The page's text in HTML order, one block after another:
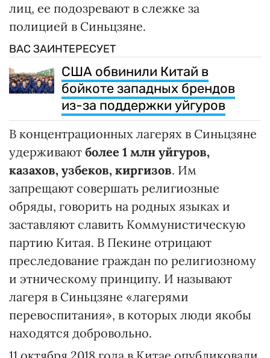
лиц, ее подозревают в слежке за
полицией в Синьцзяне.
ВАС ЗАИНТЕРЕСУЕТ
США обвинили Китай в
бойкоте западных брендов
из-за поддержки уйгуров
В концентрационных лагерях в Синьцзяне
удерживают более 1 млн уйгуров,
казахов, узбеков, киргизов. Им
запрещают совершать религиозные
обряды, говорить на родных языках и
заставляют славить Коммунистическую
партию Китая. В Пекине отрицают
преследование граждан по религиозному
и этническому принципу. И называют
лагеря в Синьцзяне «лагерями
перевоспитания», в которых люди якобы
находятся добровольно.